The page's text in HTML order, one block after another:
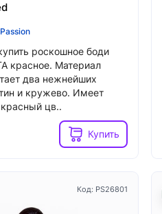
Passion
роскошное боди
красное. Материал
два нежнейших
и кружево. Имеет
цв..
Купить
Код: PS26801